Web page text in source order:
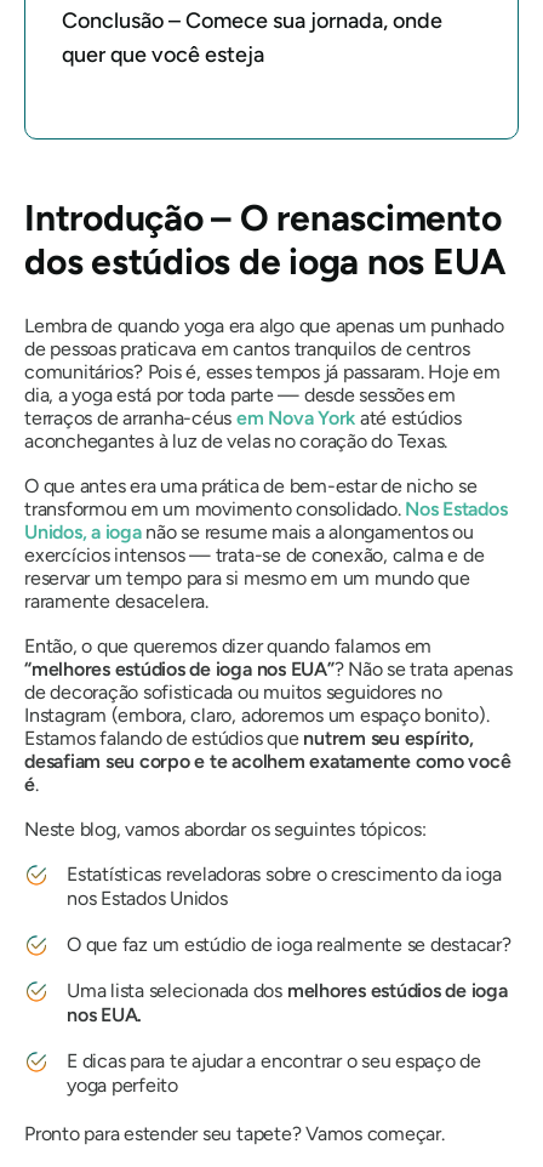
Conclusão – Comece sua jornada, onde
quer que você esteja
Introdução – O renascimento
dos estúdios de ioga nos EUA
Lembra de quando yoga era algo que apenas um punhado
de pessoas praticava em cantos tranquilos de centros
comunitários? Pois é, esses tempos já passaram. Hoje em
dia, a yoga está por toda parte— desde sessões em
terraços de arranha-céus em Nova York até estúdios
aconchegantes à luz de velas no coração do Texas.
O que antes era uma prática de bem-estar de nicho se
transformou em um movimento consolidado. Nos Estados
Unidos, a ioganão se resume mais a alongamentos ou
exercícios intensos — trata-se de conexão, calma e de
reservar um tempo para si mesmo em um mundo que
raramente desacelera.
Então, o que queremos dizer quando falamos em
“melhores estúdios de ioga nos EUA”? Não se trata apenas
de decoração sofisticada ou muitos seguidores no
Instagram (embora, claro, adoremos um espaço bonito).
Estamos falando de estúdios que nutrem seu espírito,
desafiam seu corpo e te acolhem exatamente como você
é.
Neste blog, vamos abordar os seguintes tópicos:
Estatísticas reveladoras sobre o crescimento da ioga
nos Estados Unidos
O que faz um estúdio de ioga realmentese destacar?
Uma lista selecionada dos melhores estúdios de ioga
nos EUA.
E dicas para te ajudar a encontrar o seu espaço de
yoga perfeito
Pronto para estender seu tapete? Vamos começar.